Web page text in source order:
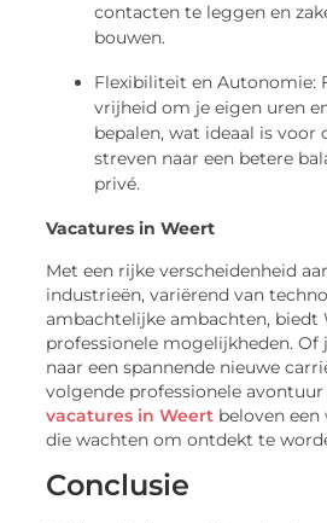
contacten te leggen en
bouwen.
Flexibiliteit en Autonomie:
vrijheid om je eigen uren
bepalen, wat ideaal is voor
streven naar een betere
privé.
Vacatures in Weert
Met een rijke verscheidenheid
industrieën, variërend van
ambachtelijke ambachten, biedt
professionele mogelijkheden. Of
naar een spannende nieuwe
volgende professionele
vacatures in Weert beloven een
die wachten om ontdekt te
Conclusie